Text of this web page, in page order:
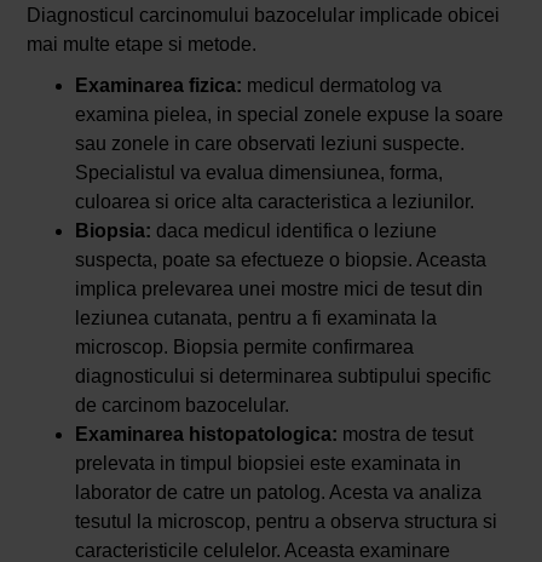
Diagnosticul carcinomului bazocelular implicade obicei
mai multe etape si metode.
Examinarea fizica: medicul dermatolog va
examina pielea, in special zonele expuse la soare
sau zonele in care observati leziuni suspecte.
Specialistul va evalua dimensiunea, forma,
culoarea si orice alta caracteristica a leziunilor.
Biopsia: daca medicul identifica o leziune
suspecta, poate sa efectueze o biopsie. Aceasta
implica prelevarea unei mostre mici de tesut din
leziunea cutanata, pentru a fi examinata la
microscop. Biopsia permite confirmarea
diagnosticului si determinarea subtipului specific
de carcinom bazocelular.
Examinarea histopatologica: mostra de tesut
prelevata in timpul biopsiei este examinata in
laborator de catre un patolog. Acesta va analiza
tesutul la microscop, pentru a observa structura si
caracteristicile celulelor. Aceasta examinare